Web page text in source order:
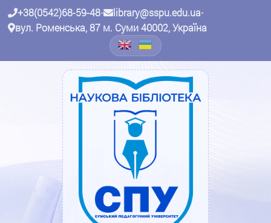
+38(0542)68-59-48• library@sspu.edu.ua•
вул. Роменська, 87 м. Суми 40002, Україна